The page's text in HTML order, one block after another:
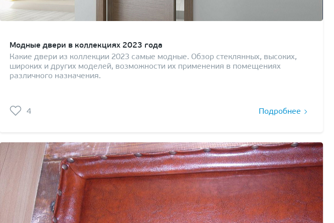
Модные двери в коллекциях 2023 года
Какие двери из коллекции 2023 самые модные. Обзор стеклянных, высоких,
широких и других моделей, возможности их применения в помещениях
различного назначения.
4 Подробнее